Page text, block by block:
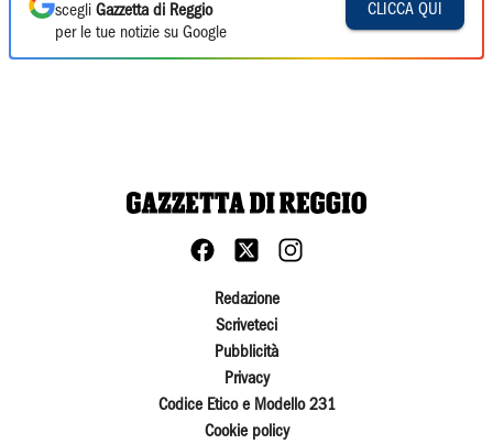
scegli Gazzetta di Reggio
per le tue notizie su Google
CLICCA QUI
Redazione
Scriveteci
Pubblicità
Privacy
Codice Etico e Modello 231
Cookie policy